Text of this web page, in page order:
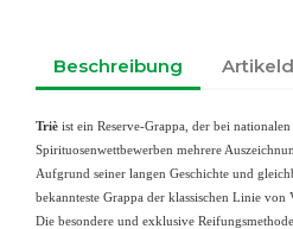
Beschreibung
Triè ist ein Reserve-Grappa, der bei
Spirituosenwettbewerben mehrere
Aufgrund seiner langen Geschichte und
bekannteste Grappa der klassischen Linie von
Die besondere und exklusive